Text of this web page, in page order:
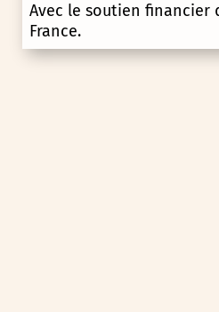
Avec le soutien financier
France.